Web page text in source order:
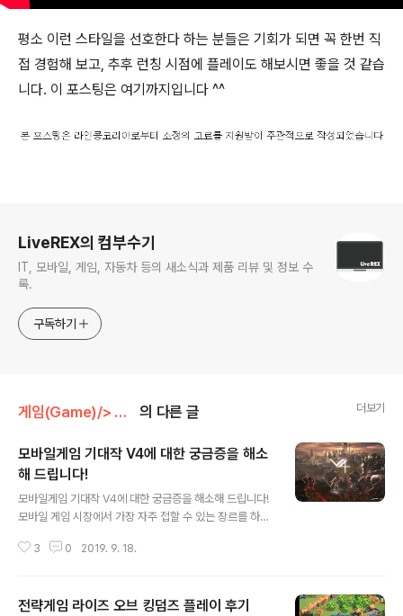
평소 이런 스타일을 선호한다 하는 분들은 기회가 되면 꼭 한번 직
접 경험해 보고, 추후 런칭 시점에 플레이도 해보시면 좋을 것 같습
니다. 이 포스팅은 여기까지입니다 ^^
LiveREX의 컴부수기
IT, 모바일, 게임, 자동차 등의 새소식과 제품 리뷰 및 정보 수
록.
구독하기
게임(Game)/> 모바일 게임(Mobile Game) 의 다른 글 더보기
모바일게임 기대작 V4에 대한 궁금증을 해소
해 드립니다!
모바일게임 기대작 V4에 대한 궁금증을 해소해 드립니다!
모바일 게임 시장에서 가장 자주 접할 수 있는 장르를 하나
그 만큼 시장에서 호응을 얻는 장르라는 방증이 아닐까 싶
서비스가 많은 것 또한 사실이죠. 그렇다 보니 모바일 게임
3 0 2019. 9. 18.
전략게임 라이즈 오브 킹덤즈 플레이 후기